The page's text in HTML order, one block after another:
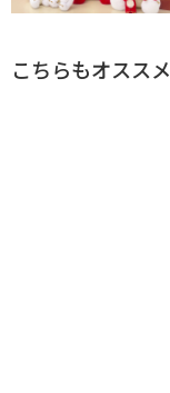
こちらもオススメ